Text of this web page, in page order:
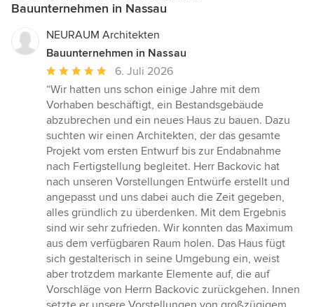
Bauunternehmen in Nassau
NEURAUM Architekten
Bauunternehmen in Nassau
Durchschnittliche
Bewertung:
5
von
5
Sternen
6. Juli 2026
“Wir hatten uns schon einige Jahre mit dem
Vorhaben beschäftigt, ein Bestandsgebäude
abzubrechen und ein neues Haus zu bauen. Dazu
suchten wir einen Architekten, der das gesamte
Projekt vom ersten Entwurf bis zur Endabnahme
nach Fertigstellung begleitet. Herr Backovic hat
nach unseren Vorstellungen Entwürfe erstellt und
angepasst und uns dabei auch die Zeit gegeben,
alles gründlich zu überdenken. Mit dem Ergebnis
sind wir sehr zufrieden. Wir konnten das Maximum
aus dem verfügbaren Raum holen. Das Haus fügt
sich gestalterisch in seine Umgebung ein, weist
aber trotzdem markante Elemente auf, die auf
Vorschläge von Herrn Backovic zurückgehen. Innen